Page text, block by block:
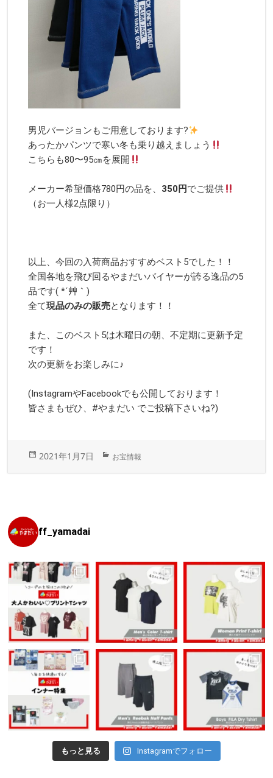
男児バージョンもご用意しております?
あったかパンツで寒い冬も乗り越えましょう
こちらも80〜95㎝を展開
メーカー希望価格780円の品を、 350円でご提供
（お一人様2点限り）
以上、今回の入荷商品おすすめベスト5でした！！
全国各地を飛び回るやまだいバイヤーが誇る逸品の5
品です( *´艸｀)
全て現品のみの販売となります！！
また、このベスト5は木曜日の朝、不定期に更新予定
です！
次の更新をお楽しみに♪
(InstagramやFacebookでも公開しております！
皆さまもぜひ、#やまだい でご投稿下さいね?)
投
日:
2021年1月7日
カ
ゴ
お宝情報
ff_yamadai
もっと見る Instagramでフォロー